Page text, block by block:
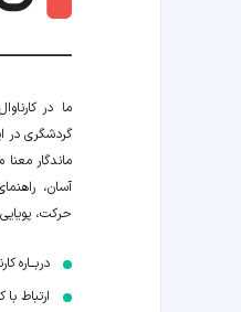
ما در
گردشگری در
ماندگار
آسان،
حرکت،
دربــاره
ارتباط با